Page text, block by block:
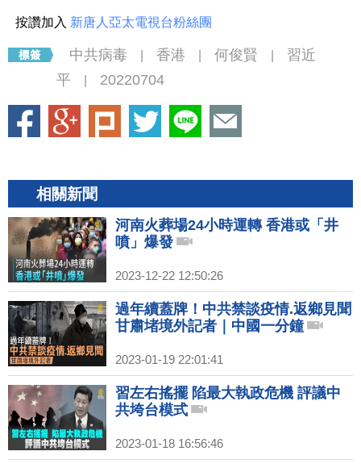
按讚加入 新唐人亞太電視台粉絲團
中共病毒 香港 何俊賢
習近
平
20220704
相關新聞
河南火葬場24小時運轉 香港或「井
噴」爆發
2023-12-22 12:50:26
過年續蓋牌！中共禁談疫情.返鄉見聞
甘肅堵境外記者｜中國一分鐘
2023-01-19 22:01:41
習左右搖擺 陷最大執政危機 評議中
共垮台模式
2023-01-18 16:56:46